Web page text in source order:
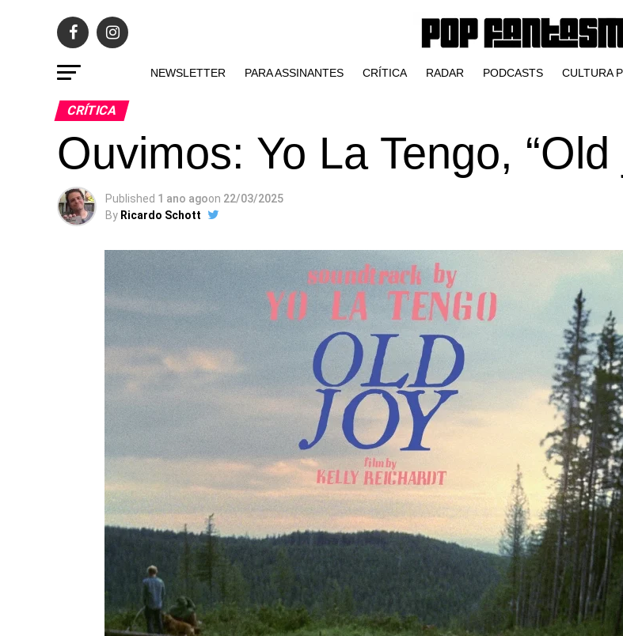
NEWSLETTER PARA ASSINANTES CRÍTICA RADAR PODCASTS CULTURA
CRÍTICA
Ouvimos: Yo La Tengo, “Old
Published 1 ano agoon 22/03/2025
By Ricardo Schott